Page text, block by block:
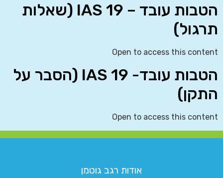
הטבות עובד – IAS 19 (שאלות
תרגול)
Open to access this content
הטבות עובד- IAS 19 (הסבר על
התקן)
Open to access this content
אודות רגב גוטמן